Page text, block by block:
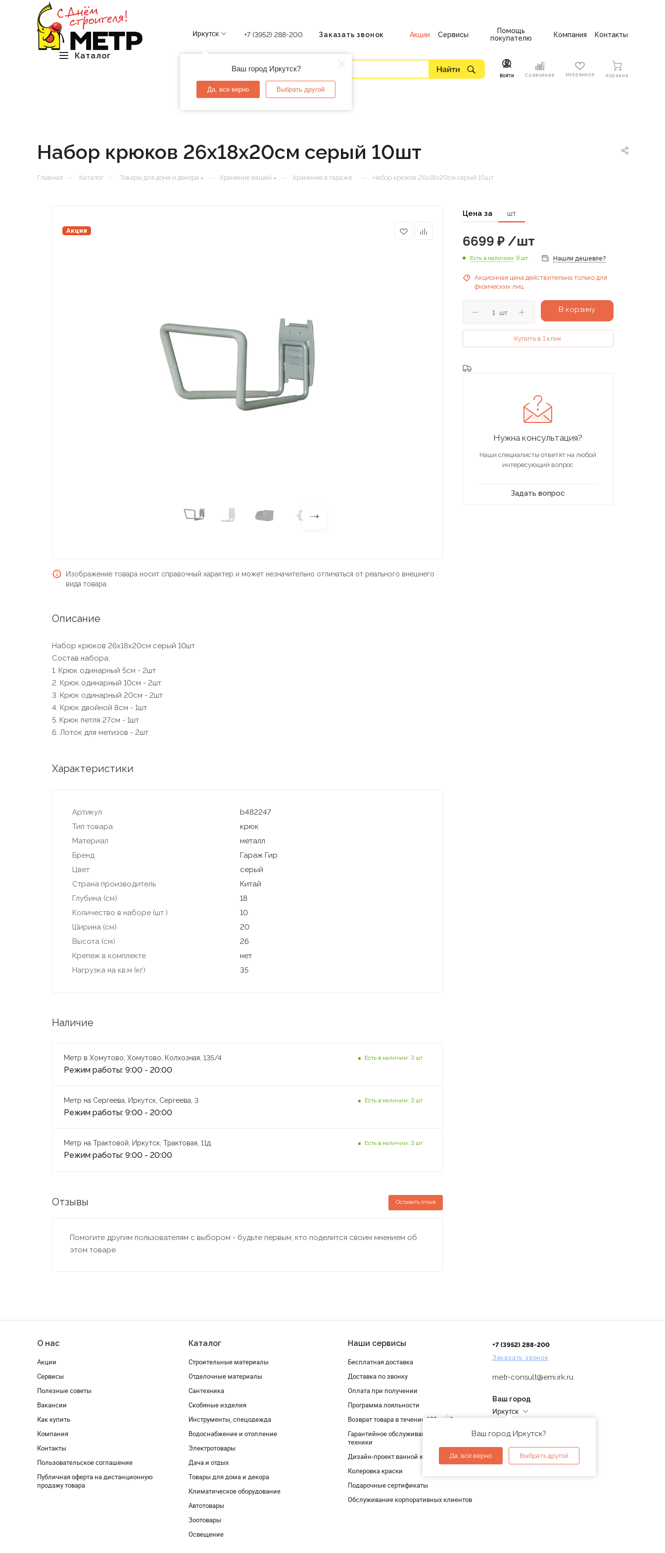
Каталог
Иркутск
Ваш город Иркутск?
Да, все верно Выбрать другой
+7 (3952) 288-200 Заказать звонок Акции Сервисы
Помощь
покупателю
Компания Контакты
Войти Сравнение Избранное Корзина
Набор крюков 26х18х20см серый 10шт
Главная — Каталог — Товары для дома и декора — Хранение вещей — Хранение в гараже — Набор крюков 26х18х20см серый 10шт
Акция
Изображение товара носит справочный характер и может незначительно отличаться от реального внешнего
вида товара.
Описание
Набор крюков 26х18х20см серый 10шт
Состав набора:
1. Крюк одинарный 5см - 2шт
2. Крюк одинарный 10см - 2шт
3. Крюк одинарный 20см - 2шт
4. Крюк двойной 8см - 1шт
5. Крюк петля 27см - 1шт
6. Лоток для метизов - 2шт
Характеристики
Артикул
b482247
Тип товара
крюк
Материал
металл
Бренд
Гараж Гир
Цвет
серый
Страна производитель
Китай
Глубина (см)
18
Количество в наборе (шт.)
10
Ширина (см)
20
Высота (см)
26
Крепеж в комплекте
нет
Нагрузка на кв.м (кг)
35
Наличие
Метр в Хомутово, Хомутово, Колхозная, 135/4
Режим работы: 9:00 - 20:00
Есть в наличии: 3 шт
Метр на Сергеева, Иркутск, Сергеева, 3
Режим работы: 9:00 - 20:00
Есть в наличии: 3 шт
Метр на Трактовой, Иркутск, Трактовая, 11д
Режим работы: 9:00 - 20:00
Есть в наличии: 3 шт
Отзывы Оставить отзыв
Помогите другим пользователям с выбором - будьте первым, кто поделится своим мнением об
этом товаре
Цена за шт
6699 ₽/шт
Есть в наличии: 9 шт Нашли дешевле?
Акционная цена действительна только для
физических лиц
шт В корзину
Купить в 1 клик
Нужна консультация?
Наши специалисты ответят на любой
интересующий вопрос
Задать вопрос
О нас
Акции
Сервисы
Полезные советы
Вакансии
Как купить
Компания
Контакты
Пользовательское соглашение
Публичная оферта на дистанционную
продажу товара
Каталог
Строительные материалы
Отделочные материалы
Сантехника
Скобяные изделия
Инструменты, спецодежда
Водоснабжение и отопление
Электротовары
Дача и отдых
Товары для дома и декора
Климатическое оборудование
Автотовары
Зоотовары
Освещение
Наши сервисы
Бесплатная доставка
Доставка по звонку
Оплата при получении
Программа лояльности
Возврат товара в течение 120 дней
Гарантийное обслуживание и проверка
техники
Дизайн-проект ванной комнаты
Колеровка краски
Подарочные сертификаты
Обслуживание корпоративных клиентов
+7 (3952) 288-200
Заказать звонок
metr-consult@emi.irk.ru
Ваш город
Иркутск
Ваш город Иркутск?
Да, все верно Выбрать другой